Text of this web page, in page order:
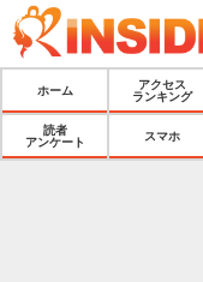
ホーム
アクセス
ランキング
読者
アンケート
スマホ